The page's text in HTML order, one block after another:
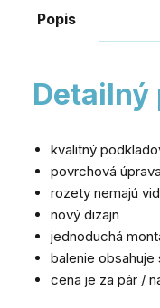
Popis
Detailný
kvalitný
povrchová
rozety nemajú
nový dizajn
jednoduchá
balenie
cena je za pár /